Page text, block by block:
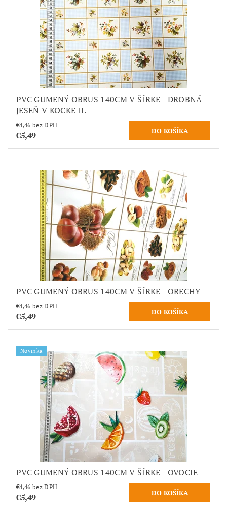
PVC GUMENÝ OBRUS 140CM V ŠÍRKE - DROBNÁ
JESEŇ V KOCKE II.
€4,46 bez DPH
€5,49
PVC GUMENÝ OBRUS 140CM V ŠÍRKE - ORECHY
€4,46 bez DPH
€5,49
Novinka
PVC GUMENÝ OBRUS 140CM V ŠÍRKE - OVOCIE
€4,46 bez DPH
€5,49